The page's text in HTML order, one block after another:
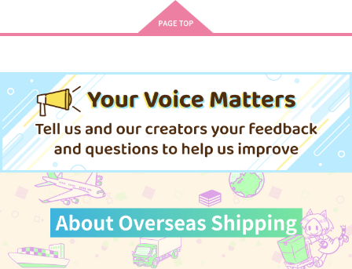
ご飯半分残しておいて
Chocolate jam
715円（税込）
【生ハム本丸】忠誠心
は胃から
5726本丸
1,500円（税込）
ラインを越えて
青い心を聞いてくれ
（税込）
ズ、ユーアーマイン
フォーマルハウト
専売 1,179円（税込）
刀剣乱舞
肥前忠広×南海太郎朝尊
サンプル
カート
フォーマルハウト
専売 865円（税込）
刀剣乱舞
肥前忠広×南海太郎朝尊